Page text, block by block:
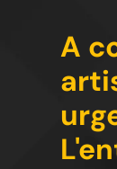
A